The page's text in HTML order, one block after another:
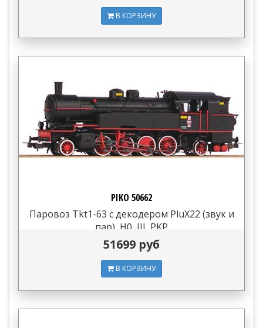
В КОРЗИНУ
PIKO 50662
Паровоз Tkt1-63 с декодером PluX22 (звук и
пар), H0, III, PKP
51699 руб
В КОРЗИНУ